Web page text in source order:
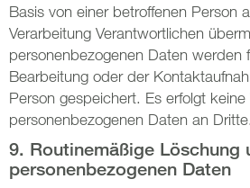
Basis von einer betroffenen Person
Verarbeitung Verantwortlichen
personenbezogenen Daten werden
Bearbeitung oder der
Person gespeichert. Es erfolgt
personenbezogenen Daten an Dritte.
9. Routinemäßige Löschung
personenbezogenen Daten